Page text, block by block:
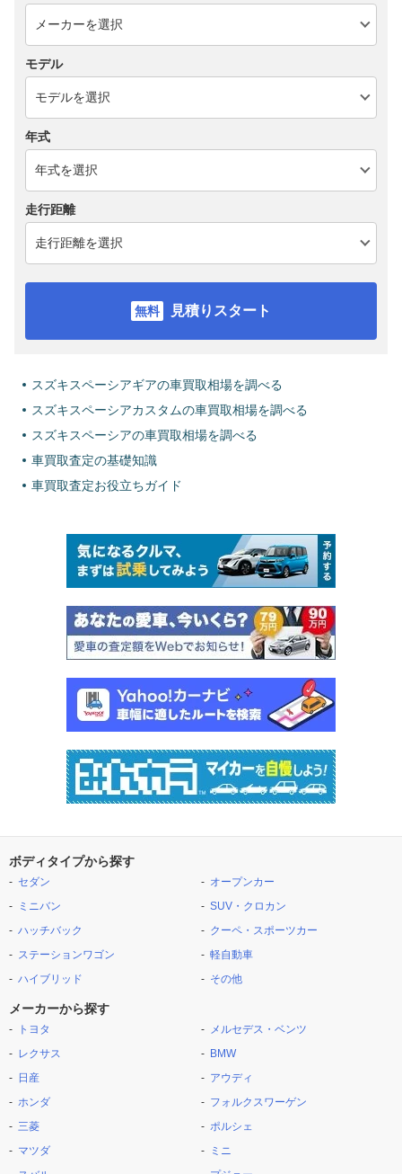
モデル
年式
走行距離
見積りスタート
スズキスペーシアギアの車買取相場を調べる
スズキスペーシアカスタムの車買取相場を調べる
スズキスペーシアの車買取相場を調べる
車買取査定の基礎知識
車買取査定お役立ちガイド
ボディタイプから探す
セダン
ミニバン
ハッチバック
ステーションワゴン
ハイブリッド
オープンカー
SUV・クロカン
クーペ・スポーツカー
軽自動車
その他
メーカーから探す
トヨタ
レクサス
日産
ホンダ
三菱
マツダ
メルセデス・ベンツ
BMW
アウディ
フォルクスワーゲン
ポルシェ
ミニ